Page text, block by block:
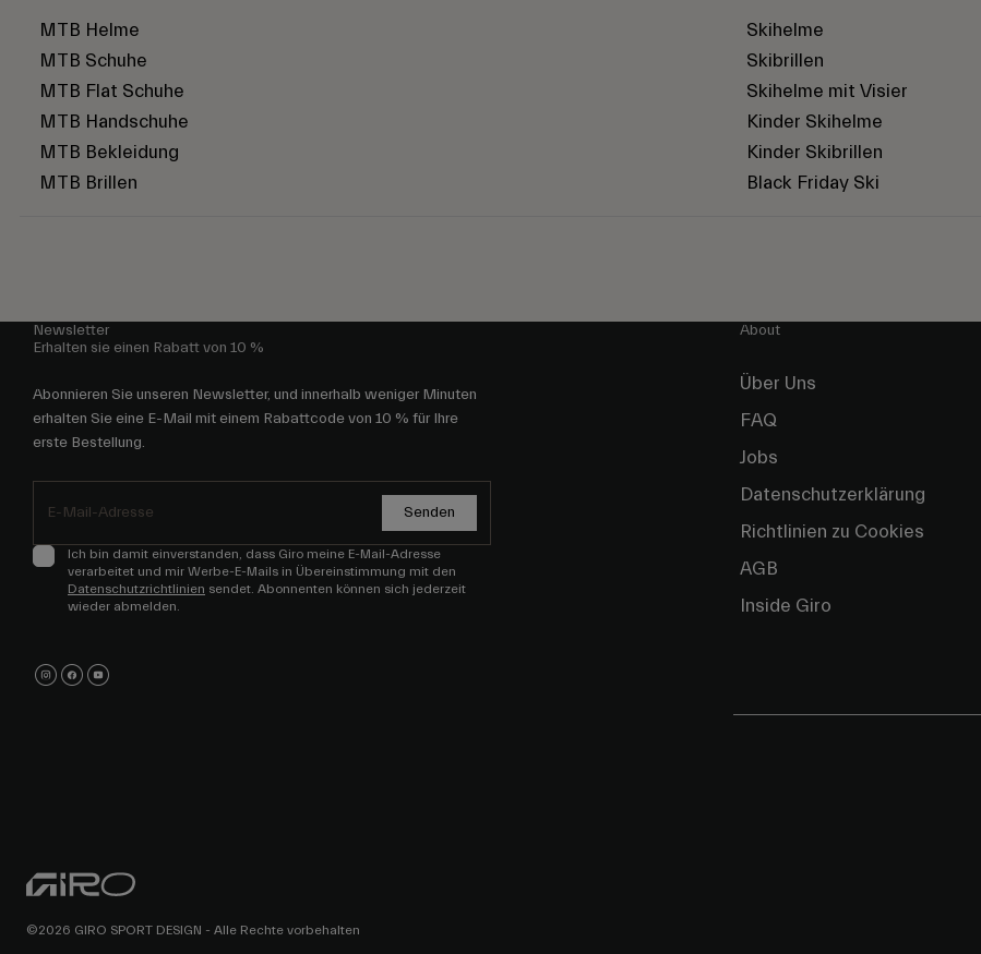
MTB Helme
MTB Schuhe
MTB Flat Schuhe
MTB Handschuhe
MTB Bekleidung
MTB Brillen
Skihelme
Skibrillen
Skihelme mit Visier
Kinder Skihelme
Kinder Skibrillen
Black Friday Ski
Newsletter
Erhalten sie einen Rabatt von 10 %
Abonnieren Sie unseren Newsletter, und innerhalb weniger Minuten
erhalten Sie eine E-Mail mit einem Rabattcode von 10 % für Ihre
erste Bestellung.
Senden
Ich bin damit einverstanden, dass Giro meine E-Mail-Adresse
verarbeitet und mir Werbe-E-Mails in Übereinstimmung mit den
Datenschutzrichtlinien sendet. Abonnenten können sich jederzeit
wieder abmelden.
About
Über Uns
FAQ
Jobs
Datenschutzerklärung
Richtlinien zu Cookies
AGB
Inside Giro
©2026 GIRO SPORT DESIGN - Alle Rechte vorbehalten